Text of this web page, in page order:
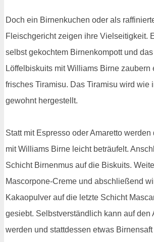
Doch ein Birnenkuchen oder als
Fleischgericht zeigen ihre Vielseitigkeit.
selbst gekochtem Birnenkompott und
Löffelbiskuits mit Williams Birne zaubern
frisches Tiramisu. Das Tiramisu wird wie
gewohnt hergestellt.
Statt mit Espresso oder Amaretto
mit Williams Birne leicht beträufelt.
Schicht Birnenmus auf die Biskuits.
Mascorpone-Creme und abschließend
Kakaopulver auf die letzte Schicht
gesiebt. Selbstverständlich kann auf den
werden und stattdessen etwas